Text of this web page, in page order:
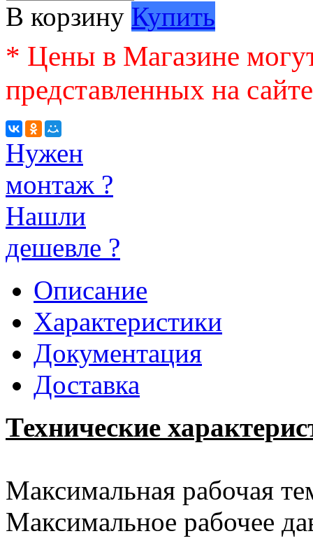
В корзину Купить
* Цены в Магазине
представленных на сайте
Нужен
монтаж ?
Нашли
дешевле ?
Описание
Характеристики
Документация
Доставка
Технические
Максимальная рабочая
Максимальное рабочее